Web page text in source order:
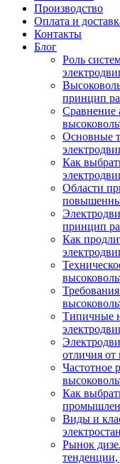
Производство
Оплата и
Контакты
Блог
Роль
принцип
Сравнение
Основные
Как
Области
принцип
Как
Типичные
отличия от
Частотное
Как
Виды и
Рынок